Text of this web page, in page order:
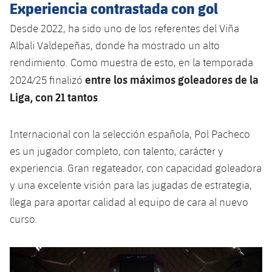
Experiencia contrastada con gol
Desde 2022, ha sido uno de los referentes del Viña
Albali Valdepeñas, donde ha mostrado un alto
rendimiento. Como muestra de esto, en la temporada
2024/25 finalizó entre los máximos goleadores de la
Liga, con 21 tantos
Internacional con la selección española, Pol Pacheco
es un jugador completo, con talento, carácter y
experiencia. Gran regateador, con capacidad goleadora
y una excelente visión para las jugadas de estrategia,
llega para aportar calidad al equipo de cara al nuevo
curso.
Anterior
label.aria.chevronleft Siguiente